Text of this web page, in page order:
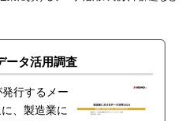
ータ活用調査
行するメー
、製造業に